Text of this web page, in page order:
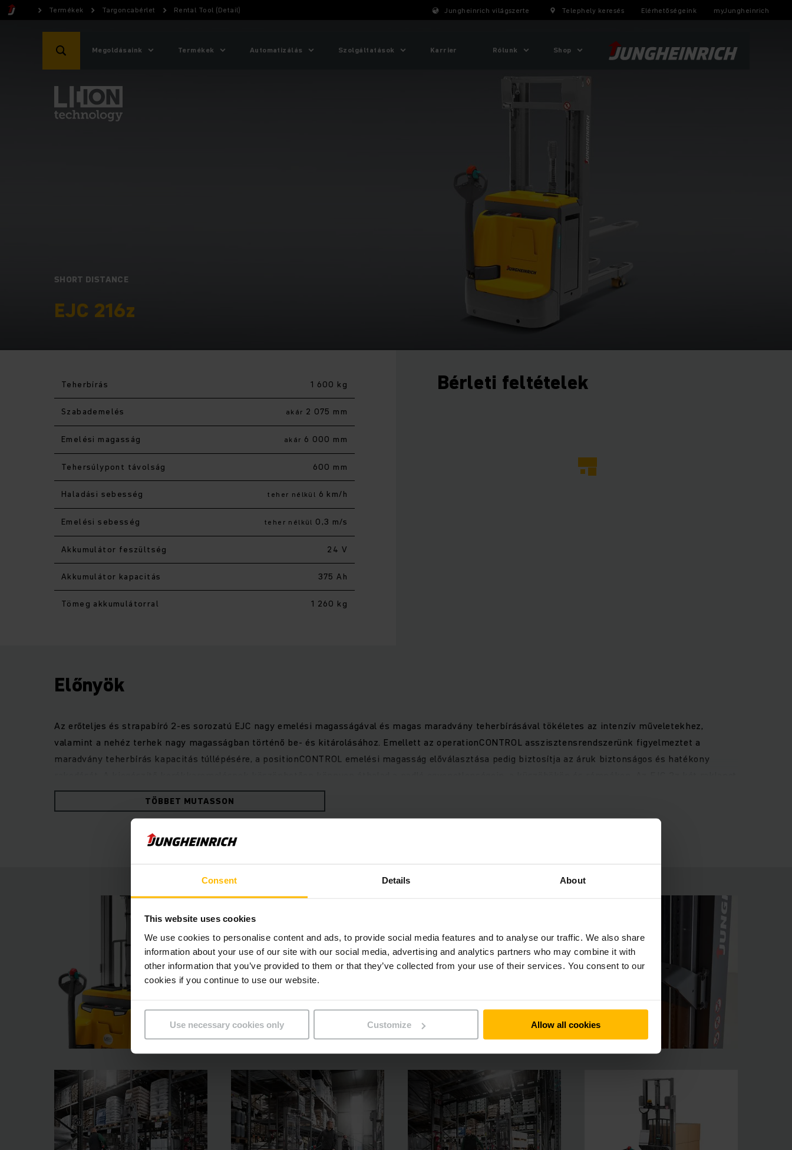
Consent Details About
This website uses cookies
We use cookies to personalise content and ads, to provide social media features and to analyse our traffic. We also share
information about your use of our site with our social media, advertising and analytics partners who may combine it with
other information that you’ve provided to them or that they’ve collected from your use of their services. You consent to our
cookies if you continue to use our website.
Use necessary cookies only Customize Allow all cookies
Termékek Targoncabérlet Rental Tool (Detail) Jungheinrich világszerte Telephely keresés Elérhetőségeink myJungheinrich
Megoldásaink Termékek Automatizálás Szolgáltatások Karrier Rólunk Shop
SHORT DISTANCE
EJC 216z
Teherbírás 1 600 kg
Szabademelés akár 2 075 mm
Emelési magasság akár 6 000 mm
Tehersúlypont távolság 600 mm
Haladási sebesség teher nélkül 6 km/h
Emelési sebesség teher nélkül 0,3 m/s
Akkumulátor feszültség 24 V
Akkumulátor kapacitás 375 Ah
Tömeg akkumulátorral 1 260 kg
Bérleti feltételek
Előnyök
Az erőteljes és strapabíró 2-es sorozatú EJC nagy emelési magasságával és magas maradvány teherbírásával tökéletes az intenzív műveletekhez,
valamint a nehéz terhek nagy magasságban történő be- és kitárolásához. Emellett az operationCONTROL asszisztensrendszerünk figyelmeztet a
maradvány teherbírás kapacitás túllépésére, a positionCONTROL emelési magasság előválasztása pedig biztosítja az áruk biztonságos és hatékony
is szállíthat egyszerre, ami jelentősen gyorsítja az árurakodást. A vezérlés és az alacsony karbantartást igénylő, hatékony váltóáramú motorok optimális
összehangolásának köszönhetően ezek a strapabíró targoncák rendkívül kevés energiát fogyasztanak. Az emelőmotor nagy teljesítményt nyújt, emellett
csendes és rendkívül finom, pontos rakodást tesz lehetővé.
TÖBBET MUTASSON